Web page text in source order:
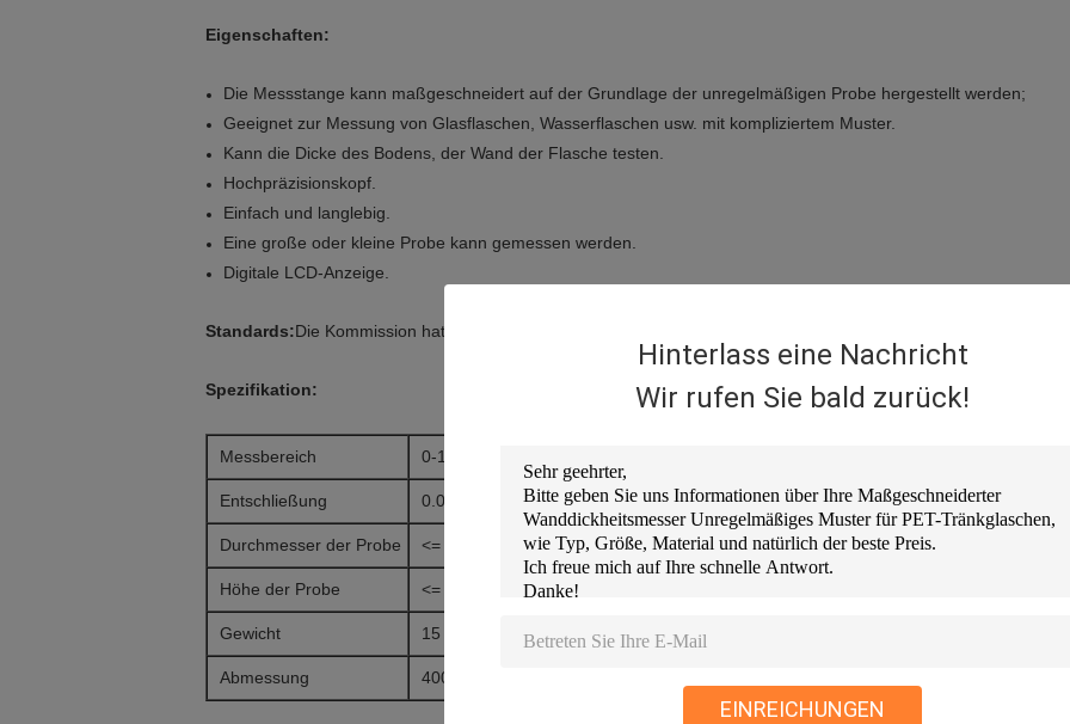
Hinterlass eine Nachricht
Wir rufen Sie bald zurück!
EINREICHUNGEN
Eigenschaften:
Die Messstange kann maßgeschneidert auf der Grundlage der unregelmäßigen Probe hergestellt werden;
Geeignet zur Messung von Glasflaschen, Wasserflaschen usw. mit kompliziertem Muster.
Kann die Dicke des Bodens, der Wand der Flasche testen.
Hochpräzisionskopf.
Einfach und langlebig.
Eine große oder kleine Probe kann gemessen werden.
Digitale LCD-Anzeige.
Standards:Die Kommission hat die Kommission aufgefordert, die folgenden Maßnahmen zu ergreifen:
Spezifikation:
Messbereich 0-12,7 mm (andere Dicken können individuell angefertigt werden), 0-25,4 mm
Entschließung 0.001 mm
Durchmesser der Probe <= 150 mm
Höhe der Probe <= 300 mm
Gewicht 15 kg
Abmessung 400*220*600 mm